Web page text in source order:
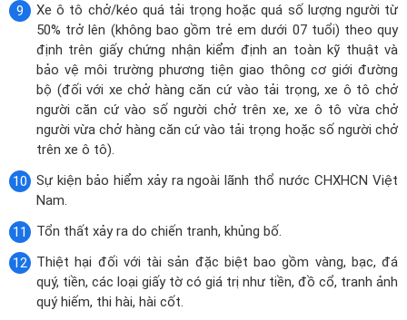
Xe ô tô chở/kéo quá tải trọng hoặc quá số lượng người từ
50% trở lên (không bao gồm trẻ em dưới 07 tuổi) theo quy
định trên giấy chứng nhận kiểm định an toàn kỹ thuật và
bảo vệ môi trường phương tiện giao thông cơ giới đường
bộ (đối với xe chở hàng căn cứ vào tải trọng, xe ô tô chở
người căn cứ vào số người chở trên xe, xe ô tô vừa chở
người vừa chở hàng căn cứ vào tải trọng hoặc số người chở
trên xe ô tô).
Sự kiện bảo hiểm xảy ra ngoài lãnh thổ nước CHXHCN Việt
Nam.
Tổn thất xảy ra do chiến tranh, khủng bố.
Thiệt hại đối với tài sản đặc biệt bao gồm vàng, bạc, đá
quý, tiền, các loại giấy tờ có giá trị như tiền, đồ cổ, tranh ảnh
quý hiếm, thi hài, hài cốt.